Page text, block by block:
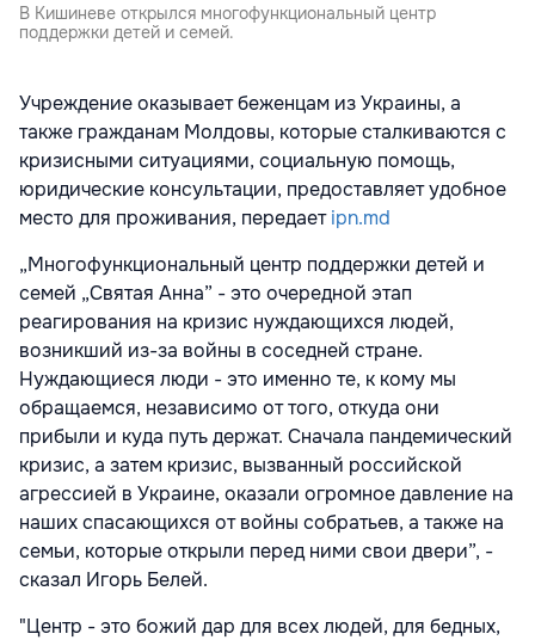
В Кишиневе открылся многофункциональный центр
поддержки детей и семей.
Учреждение оказывает беженцам из Украины, а
также гражданам Молдовы, которые сталкиваются с
кризисными ситуациями, социальную помощь,
юридические консультации, предоставляет удобное
место для проживания, передаетipn.md
„Многофункциональный центр поддержки детей и
семей „Святая Анна” - это очередной этап
реагирования на кризис нуждающихся людей,
возникший из-за войны в соседней стране.
Нуждающиеся люди - это именно те, к кому мы
обращаемся, независимо от того, откуда они
прибыли и куда путь держат. Сначала пандемический
кризис, а затем кризис, вызванный российской
агрессией в Украине, оказали огромное давление на
наших спасающихся от войны собратьев, а также на
семьи, которые открыли перед ними свои двери”, -
сказал Игорь Белей.
"Центр - это божий дар для всех людей, для бедных,